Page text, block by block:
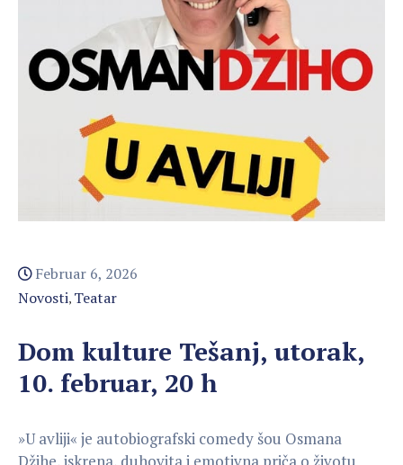
Februar 6, 2026
Novosti‚ Teatar
Dom kulture Tešanj, utorak,
10. februar, 20 h
»U avliji« je autobiografski comedy šou Osmana